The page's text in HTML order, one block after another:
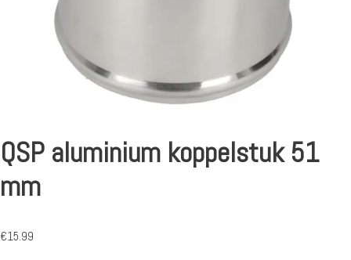
QSP aluminium koppelstuk 51
mm
€15.99